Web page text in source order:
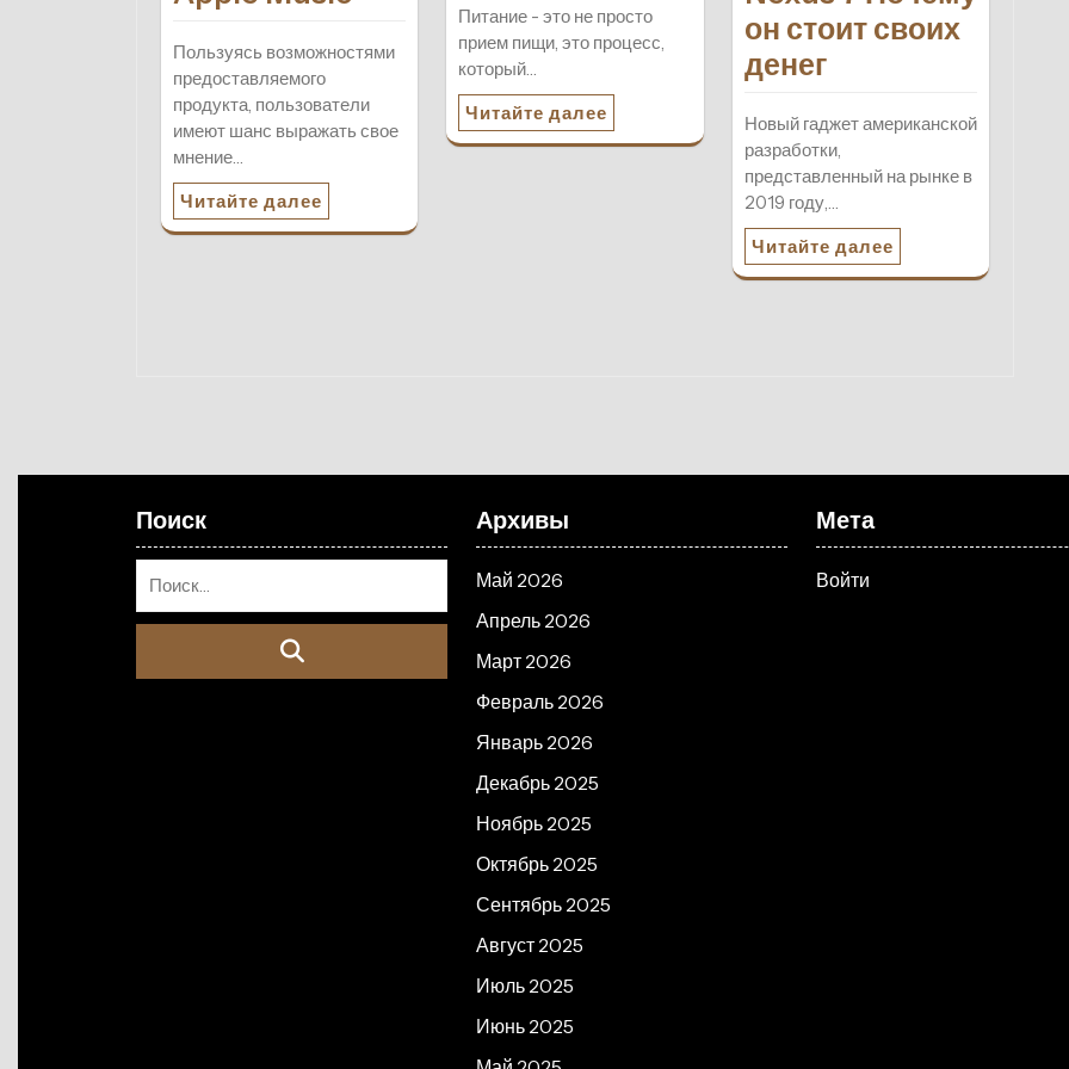
Пользуясь возможностями
предоставляемого
продукта, пользователи
имеют шанс выражать свое
мнение…
Читайте далее
Питание - это не просто
прием пищи, это процесс,
который…
Читайте далее
он стоит своих
денег
Новый гаджет американской
разработки,
представленный на рынке в
2019 году,…
Читайте далее
Поиск Архивы
Май 2026
Апрель 2026
Март 2026
Февраль 2026
Январь 2026
Декабрь 2025
Ноябрь 2025
Октябрь 2025
Сентябрь 2025
Август 2025
Июль 2025
Июнь 2025
Мета
Войти